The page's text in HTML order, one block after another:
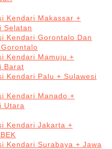
Kendari Makassar +
Selatan
Kendari Gorontalo Dan
Kendari Mamuju +
Barat
Kendari Palu + Sulawesi
Kendari Manado +
Utara
Kendari Jakarta +
Kendari Surabaya + Jawa